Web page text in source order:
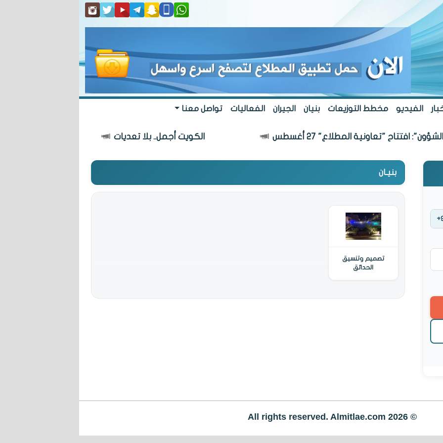
الفيديو مخطط التوزيعات بنيان الجيران الفعاليات تواصل معنا
افتتاح "تعاونية المطلاع" 27 أغسطس الكويت أجمل.. بلا تعديات
بنيـان
تصميم وتنسيق
الحدائق
© All rights reserved. Almitlae.com 2026